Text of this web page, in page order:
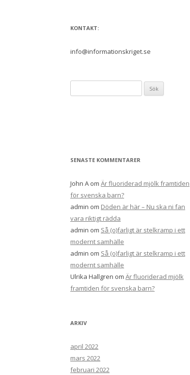
KONTAKT:
info@informationskriget.se
efter:
SENASTE KOMMENTARER
John A om Är fluoriderad mjölk framtiden
för svenska barn?
admin om Döden är här – Nu ska ni fan
vara riktigt rädda
admin om Så (o)farligt är stelkramp i ett
modernt samhälle
admin om Så (o)farligt är stelkramp i ett
modernt samhälle
Ulrika Hallgren om Är fluoriderad mjölk
framtiden för svenska barn?
ARKIV
april 2022
mars 2022
februari 2022